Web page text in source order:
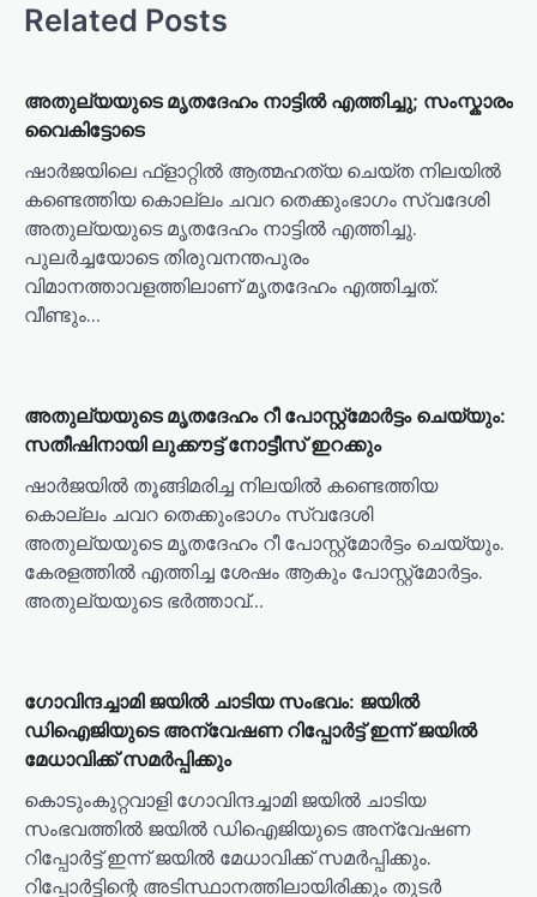
Related Posts
അതുല്യയുടെ മൃതദേഹം നാട്ടിൽ എത്തിച്ചു; സംസ്കാരം
വൈകിട്ടോടെ
ഷാർജയിലെ ഫ്ളാറ്റിൽ ആത്മഹത്യ ചെയ്ത നിലയിൽ
കണ്ടെത്തിയ കൊല്ലം ചവറ തെക്കുംഭാഗം സ്വദേശി
അതുല്യയുടെ മൃതദേഹം നാട്ടിൽ എത്തിച്ചു.
പുലർച്ചയോടെ തിരുവനന്തപുരം
വിമാനത്താവളത്തിലാണ് മൃതദേഹം എത്തിച്ചത്.
വീണ്ടും…
അതുല്യയുടെ മൃതദേഹം റീ പോസ്റ്റ്മോര്‍ട്ടം ചെയ്യും:
സതീഷിനായി ലുക്കൗട്ട് നോട്ടീസ് ഇറക്കും
ഷാര്‍ജയില്‍ തൂങ്ങിമരിച്ച നിലയില്‍ കണ്ടെത്തിയ
കൊല്ലം ചവറ തെക്കുംഭാഗം സ്വദേശി
അതുല്യയുടെ മൃതദേഹം റീ പോസ്റ്റ്‌മോര്‍ട്ടം ചെയ്യും.
കേരളത്തില്‍ എത്തിച്ച ശേഷം ആകും പോസ്റ്റ്‌മോര്‍ട്ടം.
അതുല്യയുടെ ഭര്‍ത്താവ്…
ഗോവിന്ദച്ചാമി ജയില്‍ ചാടിയ സംഭവം: ജയില്‍
ഡിഐജിയുടെ അന്വേഷണ റിപ്പോര്‍ട്ട് ഇന്ന് ജയില്‍
മേധാവിക്ക് സമര്‍പ്പിക്കും
കൊടുംകുറ്റവാളി ഗോവിന്ദച്ചാമി ജയില്‍ ചാടിയ
സംഭവത്തില്‍ ജയില്‍ ഡിഐജിയുടെ അന്വേഷണ
റിപ്പോര്‍ട്ട് ഇന്ന് ജയില്‍ മേധാവിക്ക് സമര്‍പ്പിക്കും.
റിപ്പോര്‍ട്ടിന്റെ അടിസ്ഥാനത്തിലായിരിക്കും തുടര്‍